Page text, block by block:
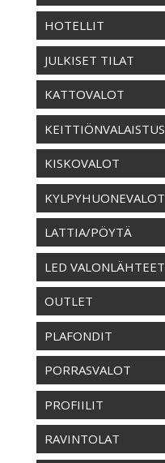
HOTELLIT
JULKISET TILAT
KATTOVALOT
KEITTIÖNVALAISTUS
KISKOVALOT
KYLPYHUONEVALOT
LATTIA/PÖYTÄ
LED VALONLÄHTEET
OUTLET
PLAFONDIT
PORRASVALOT
PROFIILIT
RAVINTOLAT